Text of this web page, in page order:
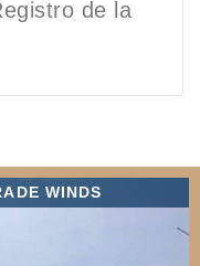
de la
WINDS